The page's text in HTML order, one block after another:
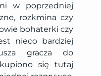
w poprzedniej
rozkmina czy
bohaterki czy
nieco bardziej
gracza do
się tutaj